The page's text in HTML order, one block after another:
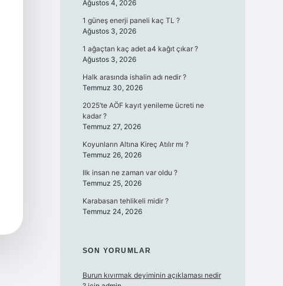
Ağustos 4, 2026
1 güneş enerji paneli kaç TL ?
Ağustos 3, 2026
1 ağaçtan kaç adet a4 kağıt çıkar ?
Ağustos 3, 2026
Halk arasında ishalin adı nedir ?
Temmuz 30, 2026
2025’te AÖF kayıt yenileme ücreti ne
kadar ?
Temmuz 27, 2026
Koyunların Altına Kireç Atılır mı ?
Temmuz 26, 2026
Ilk insan ne zaman var oldu ?
Temmuz 25, 2026
Karabasan tehlikeli midir ?
Temmuz 24, 2026
SON YORUMLAR
Burun kıvırmak deyiminin açıklaması nedir